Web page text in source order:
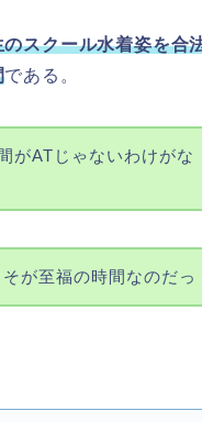
スクール水着姿を合
である。
がATじゃないわけがな
が至福の時間なのだっ